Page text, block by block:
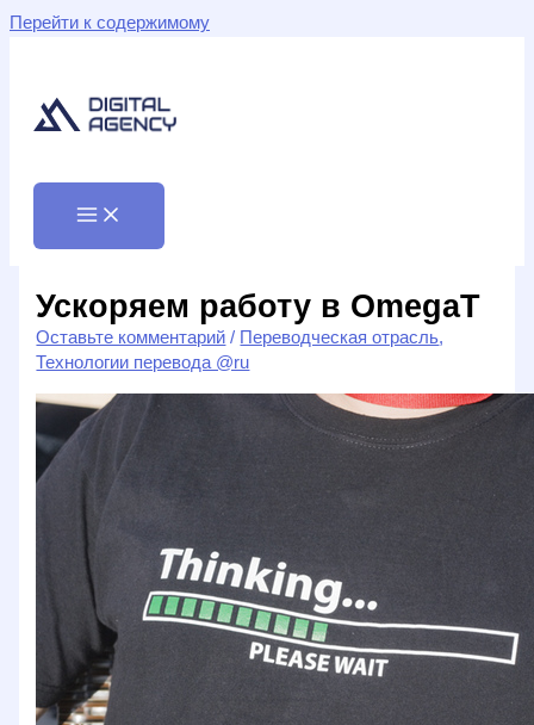
Перейти к содержимому
Ускоряем работу в OmegaT
Оставьте комментарий / Переводческая отрасль,
Технологии перевода @ru